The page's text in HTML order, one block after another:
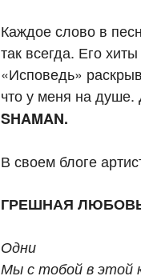
Каждое слово в
так всегда. Его
«Исповедь»
что у меня на
SHAMAN.
В своем блоге
ГРЕШНАЯ
Одни
Мы с тобой в этой